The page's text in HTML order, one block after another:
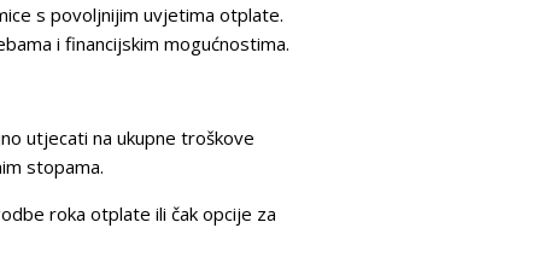
s povoljnijim uvjetima otplate.
i financijskim mogućnostima.
utjecati na ukupne troškove
stopama.
roka otplate ili čak opcije za